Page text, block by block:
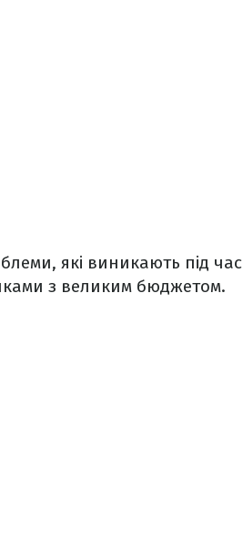
які виникають під час
з великим бюджетом.